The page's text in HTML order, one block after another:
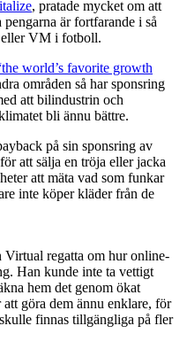
, pratade mycket om att
är fortfarande i så
eller VM i fotboll.
world’s favorite growth
områden så har sponsring
att bilindustrin och
bli ännu bättre.
på sin sponsring av
att sälja en tröja eller jacka
att mäta vad som funkar
inte köper kläder från de
Virtual regatta om hur online-
Han kunde inte ta vettigt
hem det genom ökat
att göra dem ännu enklare, för
finnas tillgängliga på fler